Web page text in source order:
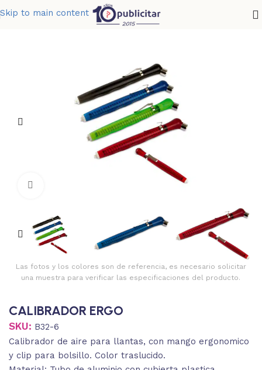
Skip to main content
CALIBRADOR ERGO
Las fotos y los colores son de referencia, es necesario solicitar
una muestra para verificar las especificaciones del producto.
CALIBRADOR ERGO
SKU: B32-6
Calibrador de aire para llantas, con mango ergonomico
y clip para bolsillo. Color traslucido.